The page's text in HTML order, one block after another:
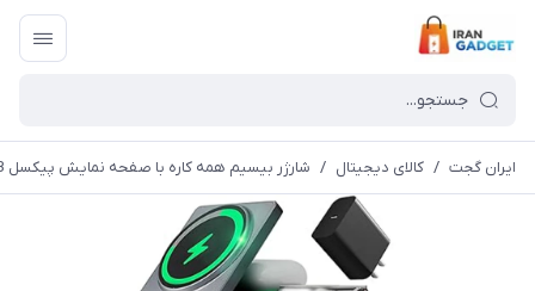
ایران گجت / کالای دیجیتال / شارژر بیسیم همه کاره با صفحه نمایش پیکسل RGB